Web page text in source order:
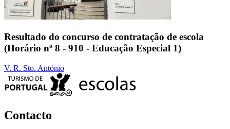
Resultado do concurso de contratação de escola
(Horário nº 8 - 910 - Educação Especial 1)
V. R. Sto. António
Contacto